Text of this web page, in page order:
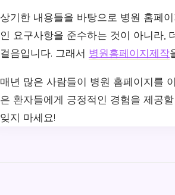
상기한 내용들을 바탕으로 병원 홈페
인 요구사항을 준수하는 것이 아니라,
걸음입니다. 그래서 병원홈페이지제작
매년 많은 사람들이 병원 홈페이지를
은 환자들에게 긍정적인 경험을 제공
잊지 마세요!